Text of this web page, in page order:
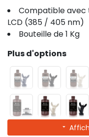
Compatible avec
LCD (385 / 405 nm)
Bouteille de 1 Kg
Plus d'options